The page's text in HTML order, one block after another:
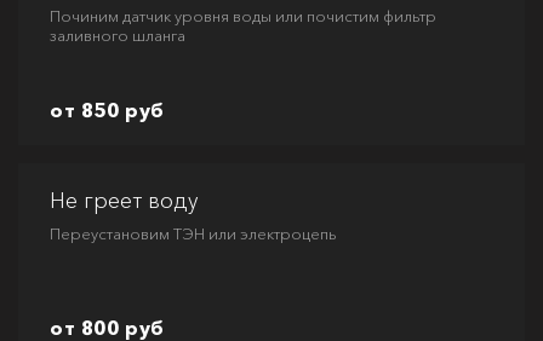
Починим датчик уровня воды или почистим фильтр
заливного шланга
от 850 руб
Не греет воду
Переустановим ТЭН или электроцепь
от 800 руб